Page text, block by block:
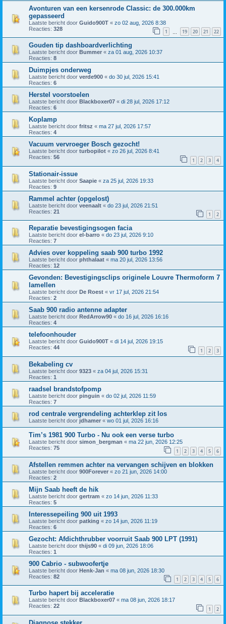
Avonturen van een kersenrode Classic: de 300.000km
gepasseerd
Laatste bericht door Guido900T « zo 02 aug, 2026 8:38
Reacties: 328 1 19 20 21 22
Gouden tip dashboardverlichting
Laatste bericht door Bummer « za 01 aug, 2026 10:37
Reacties: 8
Duimpjes onderweg
Laatste bericht door verde900 « do 30 jul, 2026 15:41
Reacties: 6
Herstel voorstoelen
Laatste bericht door Blackboxer07 « di 28 jul, 2026 17:12
Reacties: 6
Koplamp
Laatste bericht door fritsz « ma 27 jul, 2026 17:57
Reacties: 4
Vacuum vervroeger Bosch gezocht!
Laatste bericht door turbopilot « zo 26 jul, 2026 8:41
Reacties: 56 1 2 3 4
Stationair-issue
Laatste bericht door Saapie « za 25 jul, 2026 19:33
Reacties: 9
Rammel achter (opgelost)
Laatste bericht door veenaalt « do 23 jul, 2026 21:51
Reacties: 21 1 2
Reparatie bevestigingsogen facia
Laatste bericht door el-barro « do 23 jul, 2026 9:10
Reacties: 7
Advies over koppeling saab 900 turbo 1992
Laatste bericht door phthalaat « ma 20 jul, 2026 13:56
Reacties: 12
Gevonden: Bevestigingsclips originele Louvre Thermoform 7
lamellen
Laatste bericht door De Roest « vr 17 jul, 2026 21:54
Reacties: 2
Saab 900 radio antenne adapter
Laatste bericht door RedArrow90 « do 16 jul, 2026 16:16
Reacties: 4
telefoonhouder
Laatste bericht door Guido900T « di 14 jul, 2026 19:15
Reacties: 44 1 2 3
Bekabeling cv
Laatste bericht door 9323 « za 04 jul, 2026 15:31
Reacties: 1
raadsel brandstofpomp
Laatste bericht door pinguin « do 02 jul, 2026 11:59
Reacties: 7
rod centrale vergrendeling achterklep zit los
Laatste bericht door jdhamer « wo 01 jul, 2026 16:16
Tim’s 1981 900 Turbo - Nu ook een verse turbo
Laatste bericht door simon_bergman « ma 22 jun, 2026 12:25
Reacties: 75 1 2 3 4 5 6
Afstellen remmen achter na vervangen schijven en blokken
Laatste bericht door 900Forever « zo 21 jun, 2026 14:00
Reacties: 2
Mijn Saab heeft de hik
Laatste bericht door gertram « zo 14 jun, 2026 11:33
Reacties: 5
Interessepeiling 900 uit 1993
Laatste bericht door patking « zo 14 jun, 2026 11:19
Reacties: 6
Gezocht: Afdichthrubber voorruit Saab 900 LPT (1991)
Laatste bericht door thijs90 « di 09 jun, 2026 18:06
Reacties: 1
900 Cabrio - subwoofertje
Laatste bericht door Henk-Jan « ma 08 jun, 2026 18:30
Reacties: 82 1 2 3 4 5 6
Turbo hapert bij acceleratie
Laatste bericht door Blackboxer07 « ma 08 jun, 2026 18:17
Reacties: 22 1 2